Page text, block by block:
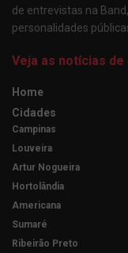
de entrevistas na
personalidades
Veja as notícias de
Home
Cidades
Campinas
Louveira
Artur Nogueira
Hortolândia
Americana
Sumaré
Ribeirão Preto